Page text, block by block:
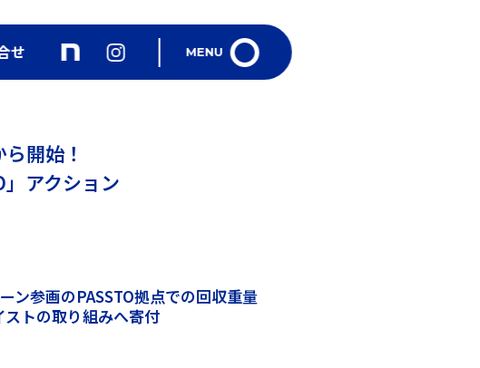
せ MENU
TOP
VISION
パストを置く
開始！
アクション
ン参画のPASSTO拠点での回収重量
トの取り組みへ寄付